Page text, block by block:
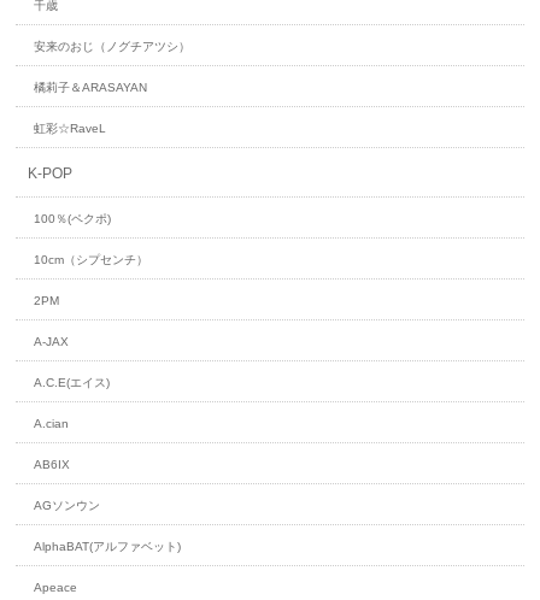
千歳
安来のおじ（ノグチアツシ）
橘莉子＆ARASAYAN
虹彩☆RaveL
K-POP
100％(ペクポ)
10cm（シプセンチ）
2PM
A-JAX
A.C.E(エイス)
A.cian
AB6IX
AGソンウン
AlphaBAT(アルファベット)
Apeace